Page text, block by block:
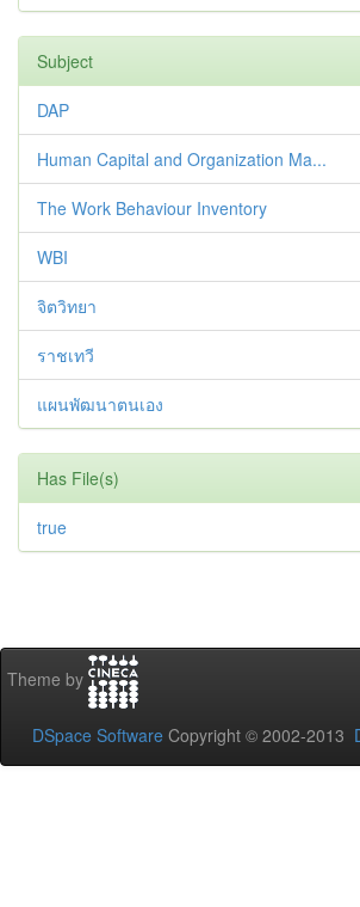
Subject
DAP
Human Capital and Organization Ma...
The Work Behaviour Inventory
WBI
จิตวิทยา
ราชเทวี
แผนพัฒนาตนเอง
Has File(s)
true
Theme by
DSpace Software Copyright © 2002-2013